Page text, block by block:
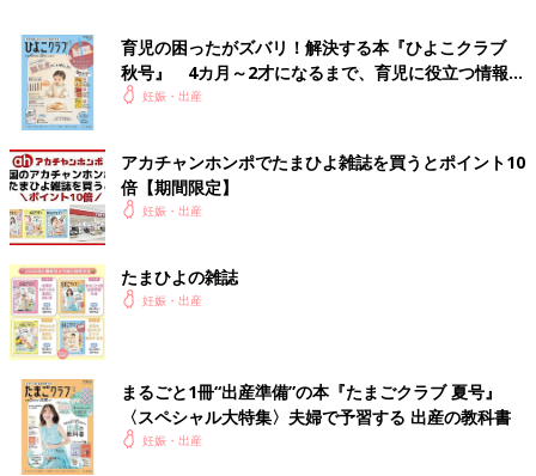
そんなこんなで、あっという間に夜になりました。
ダイラパンがめちゃくちゃ痛かったこと。点滴が辛いこと。そし
て何より、明日の出産への不安。明日に備えて早く寝なきゃいけ
育児の困ったがズバリ！解決する本『ひよこクラブ
秋号』 4カ月～2才になるまで、育児に役立つ情報が
いっぱい！
妊娠・出産
アカチャンホンポでたまひよ雑誌を買うとポイント10
倍【期間限定】
妊娠・出産
たまひよの雑誌
妊娠・出産
まるごと1冊“出産準備”の本『たまごクラブ 夏号』
〈スペシャル大特集〉夫婦で予習する 出産の教科書
妊娠・出産